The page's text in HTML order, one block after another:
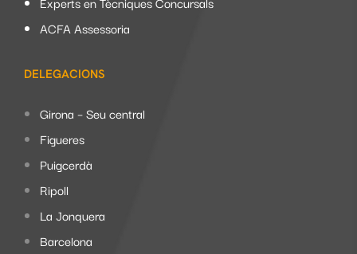
ACFA Assessoria
DELEGACIONS
Girona – Seu central
Figueres
Puigcerdà
Ripoll
La Jonquera
Barcelona